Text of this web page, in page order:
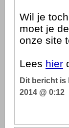
Wil je
moet je de
onze site
Lees hier
Dit bericht is
2014 @ 0:12